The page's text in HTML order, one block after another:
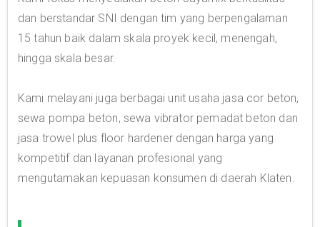
dan berstandar SNI dengan tim yang berpengalaman
15 tahun baik dalam skala proyek kecil, menengah,
hingga skala besar.
Kami melayani juga berbagai unit usaha jasa cor beton,
sewa pompa beton, sewa vibrator pemadat beton dan
jasa trowel plus floor hardener dengan harga yang
kompetitif dan layanan profesional yang
mengutamakan kepuasan konsumen di daerah Klaten.